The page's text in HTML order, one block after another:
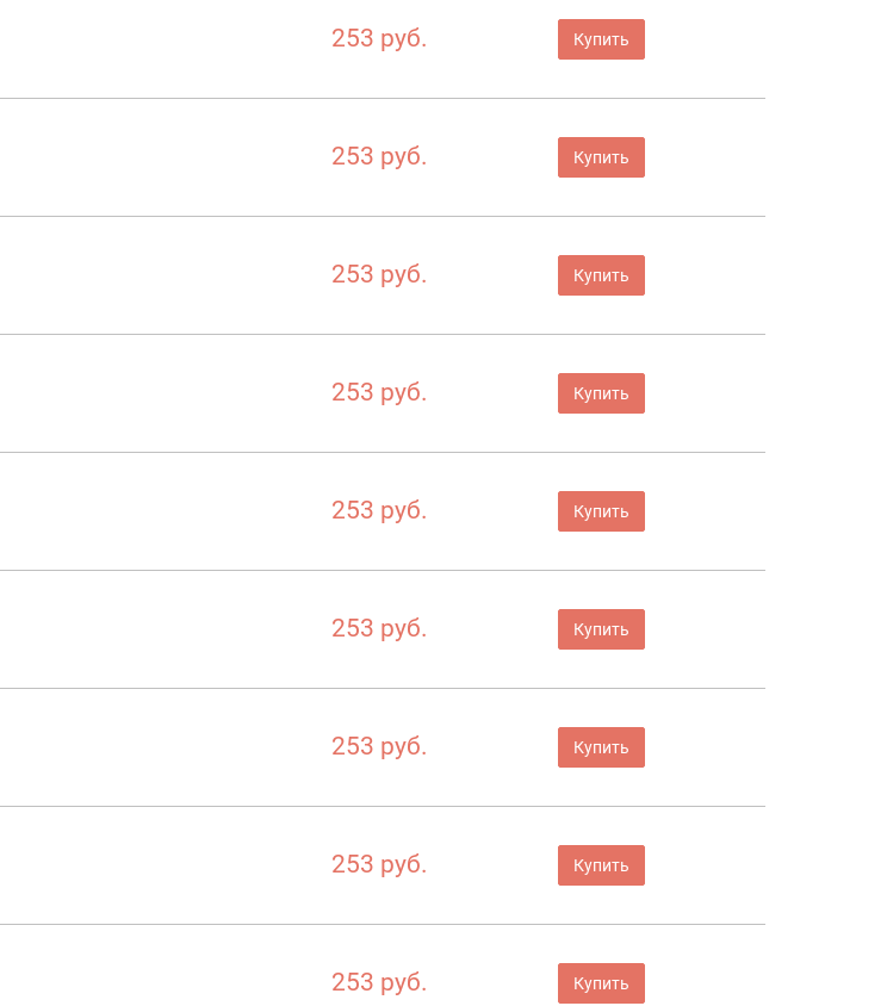
253 руб. Купить
253 руб. Купить
253 руб. Купить
253 руб. Купить
253 руб. Купить
253 руб. Купить
253 руб. Купить
253 руб. Купить
253 руб. Купить